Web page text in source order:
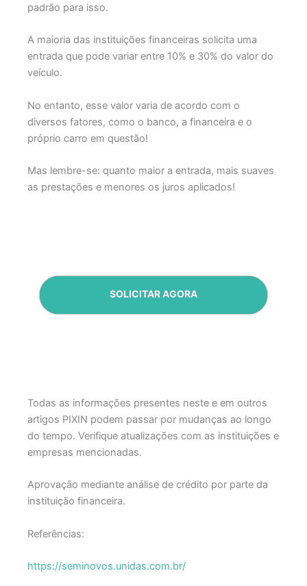
padrão para isso.
A maioria das instituições financeiras solicita uma
entrada que pode variar entre 10% e 30% do valor do
veículo.
No entanto, esse valor varia de acordo com o
diversos fatores, como o banco, a financeira e o
próprio carro em questão!
Mas lembre-se: quanto maior a entrada, mais suaves
as prestações e menores os juros aplicados!
SOLICITAR AGORA
Todas as informações presentes neste e em outros
artigos PIXIN podem passar por mudanças ao longo
do tempo. Verifique atualizações com as instituições e
empresas mencionadas.
Aprovação mediante análise de crédito por parte da
instituição financeira.
Referências:
https://seminovos.unidas.com.br/